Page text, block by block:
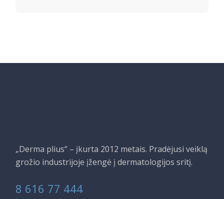
„Derma plius“ – įkurta 2012 metais. Pradėjusi veiklą
grožio industrijoje įžengė į dermatologijos sritį.
8 616 77 444